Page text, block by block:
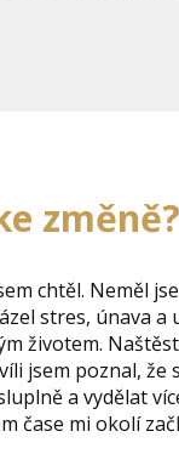
změně?
chtěl. Neměl
stres, únava
životem.
jsem poznal,
a vydělat
čase mi okolí